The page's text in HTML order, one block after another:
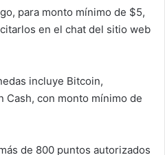
para monto mínimo de $5,
en el chat del sitio web
incluye Bitcoin,
Cash, con monto mínimo de
de 800 puntos autorizados